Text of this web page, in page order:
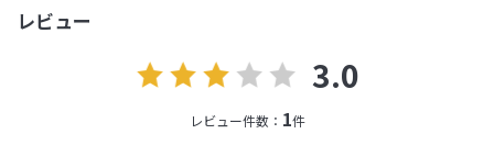
レビュー
3.0
レビュー件数： 1件